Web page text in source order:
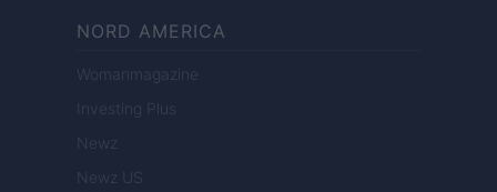
NORD AMERICA
Womanmagazine
Investing Plus
Newz
Newz US